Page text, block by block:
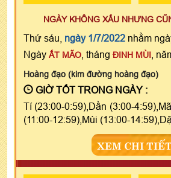
NGÀY KHÔNG XẤU NHƯNG
Thứ sáu, ngày 1/7/2022 nhằm
Ngày ẤT MÃO , tháng ĐINH MÙI ,
Hoàng đạo (kim đường hoàng đạo)
GIỜ TỐT TRONG NGÀY :
Tí (23:00-0:59),Dần (3:00-
(11:00-12:59),Mùi (13:00-
XEM CHI